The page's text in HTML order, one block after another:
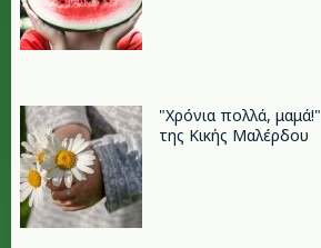
"Xρόνια πολλά, μαμά!"
της Κικής Μαλέρδου